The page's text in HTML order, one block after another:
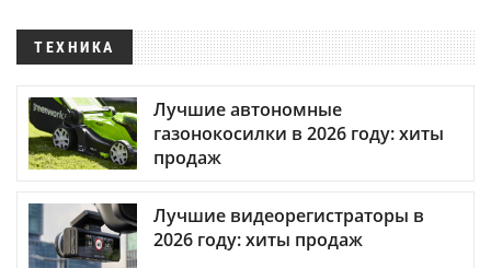
ТЕХНИКА
Лучшие автономные
газонокосилки в 2026 году: хиты
продаж
Лучшие видеорегистраторы в
2026 году: хиты продаж